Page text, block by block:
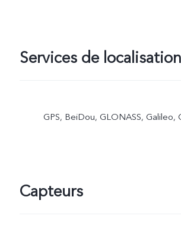
Services de localisation
GPS, BeiDou, GLONASS, Galileo,
Capteurs